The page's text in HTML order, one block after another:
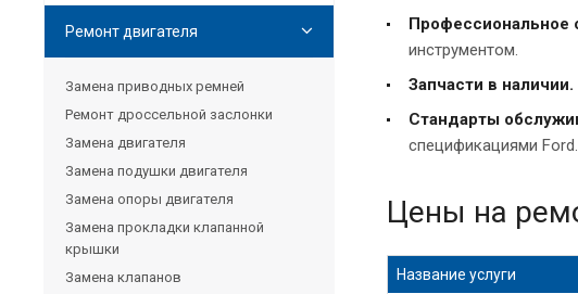
Профессиональное
инструментом.
Запчасти в наличии.
Стандарты
спецификациями Ford.
Цены на
Название услуги
Ремонт двигателя
Замена приводных ремней
Ремонт дроссельной заслонки
Замена двигателя
Замена подушки двигателя
Замена опоры двигателя
Замена прокладки клапанной
крышки
Замена клапанов